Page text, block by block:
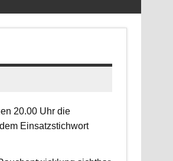
20.00 Uhr die
Einsatzstichwort